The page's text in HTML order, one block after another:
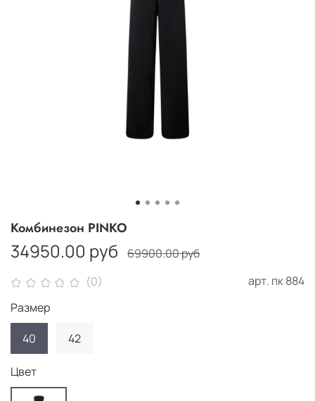
(0) арт. пк 884
Комбинезон PINKO
34950.00 руб 69900.00 руб
Размер
40
42
Цвет